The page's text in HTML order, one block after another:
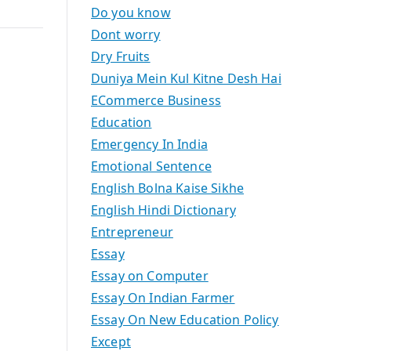
Do you know
Dont worry
Dry Fruits
Duniya Mein Kul Kitne Desh Hai
ECommerce Business
Education
Emergency In India
Emotional Sentence
English Bolna Kaise Sikhe
English Hindi Dictionary
Entrepreneur
Essay
Essay on Computer
Essay On Indian Farmer
Essay On New Education Policy
Except